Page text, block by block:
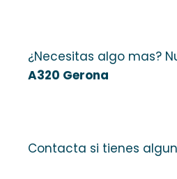
¿Necesitas algo mas?
A320 Gerona
Contacta si tienes